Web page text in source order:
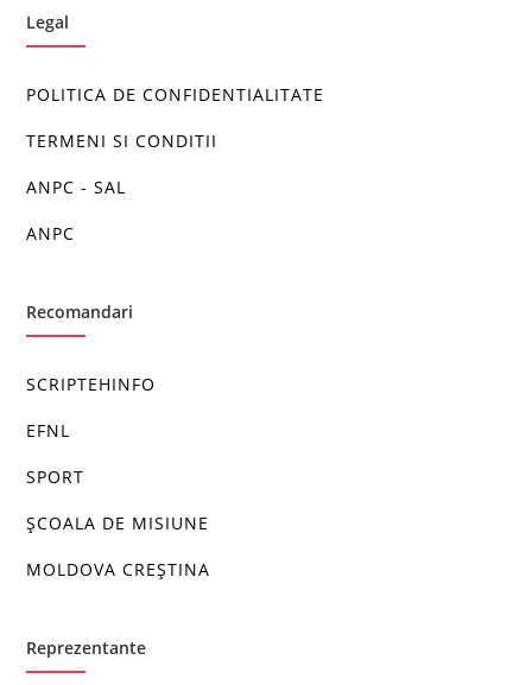
Legal
POLITICA DE CONFIDENTIALITATE
TERMENI SI CONDITII
ANPC - SAL
ANPC
Recomandari
SCRIPTEHINFO
EFNL
SPORT
ȘCOALA DE MISIUNE
MOLDOVA CREȘTINA
Reprezentante